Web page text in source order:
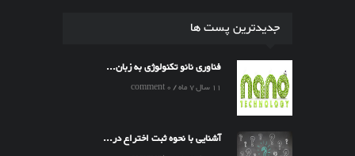
جدیدترین پست ها
فناوری نانو تکنولوژی به زبان...
11 سال 7 ماه / 0 comment
آشنایی با نحوه ثبت اختراع در...